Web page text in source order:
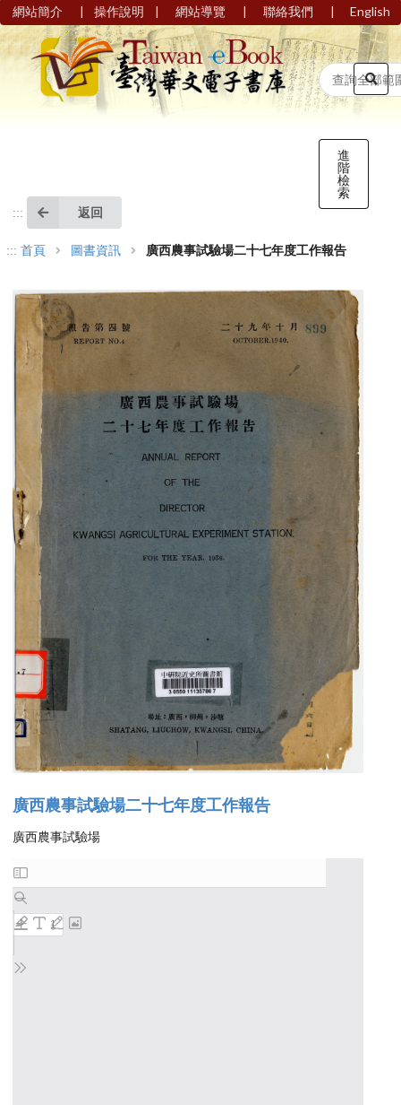
網站簡介 | 操作說明 | 網站導覽 | 聯絡我們 | English
進
階
檢
索
::: 返回
::: 首頁 圖書資訊 廣西農事試驗場二十七年度工作報告
廣西農事試驗場二十七年度工作報告
廣西農事試驗場